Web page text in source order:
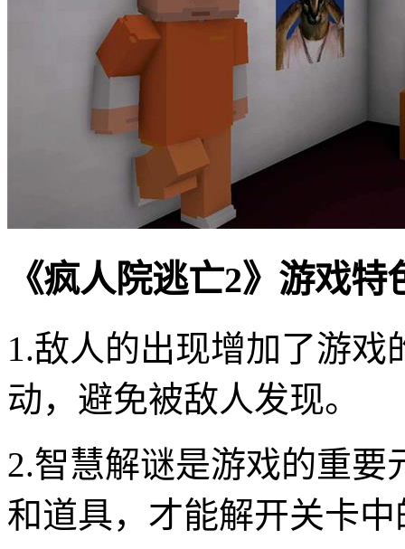
《疯人院逃亡2》游戏特
1.敌人的出现增加了游
动，避免被敌人发现。
2.智慧解谜是游戏的重
和道具，才能解开关卡